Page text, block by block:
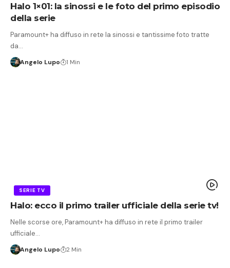
Halo 1×01: la sinossi e le foto del primo episodio
della serie
Paramount+ ha diffuso in rete la sinossi e tantissime foto tratte
da…
Angelo Lupo 1 Min
SERIE TV
Halo: ecco il primo trailer ufficiale della serie tv!
Nelle scorse ore, Paramount+ ha diffuso in rete il primo trailer
ufficiale…
Angelo Lupo 2 Min